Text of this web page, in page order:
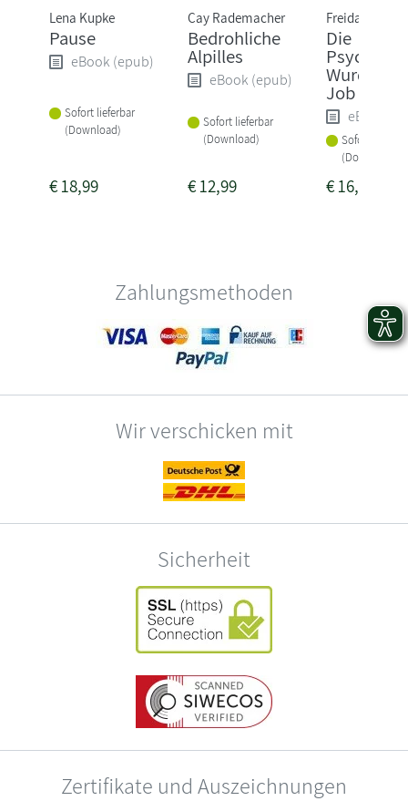
Lena Kupke
Pause
eBook (epub)
Sofort lieferbar
(Download)
€18,99
Cay Rademacher
Bedrohliche
Alpilles
eBook (epub)
Sofort lieferbar
(Download)
€12,99
Freida
Die
Wurde ihr
Job zum
eBook
Sofort
(Download)
€16,99
Zahlungsmethoden
Wir verschicken mit
Sicherheit
Zertifikate und Auszeichnungen